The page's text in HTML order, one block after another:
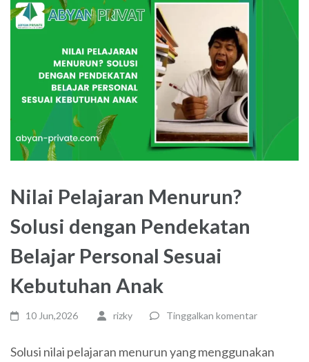
Nilai Pelajaran Menurun?
Solusi dengan Pendekatan
Belajar Personal Sesuai
Kebutuhan Anak
10 Jun,2026 rizky Tinggalkan komentar
Solusi nilai pelajaran menurun yang menggunakan